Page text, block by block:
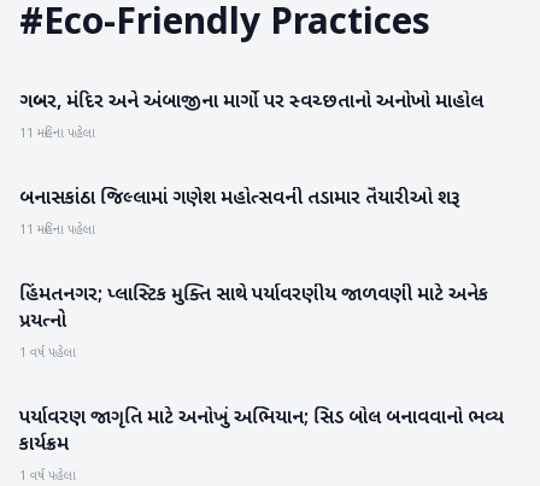
#Eco-Friendly Practices
બનાસકાંઠા
ગબ્બર, મંદિર અને અંબાજીના માર્ગો પર સ્વચ્છતાનો અનોખો માહોલ
11 મહિના પહેલા
બનાસકાંઠા
બનાસકાંઠા જિલ્લામાં ગણેશ મહોત્સવની તડામાર તૈયારીઓ શરૂ
11 મહિના પહેલા
સાબરકાંઠા
હિંમતનગર; પ્લાસ્ટિક મુક્તિ સાથે પર્યાવરણીય જાળવણી માટે અનેક
પ્રયત્નો
1 વર્ષ પહેલા
બનાસકાંઠા
પર્યાવરણ જાગૃતિ માટે અનોખું અભિયાન; સિડ બોલ બનાવવાનો ભવ્ય
કાર્યક્રમ
1 વર્ષ પહેલા